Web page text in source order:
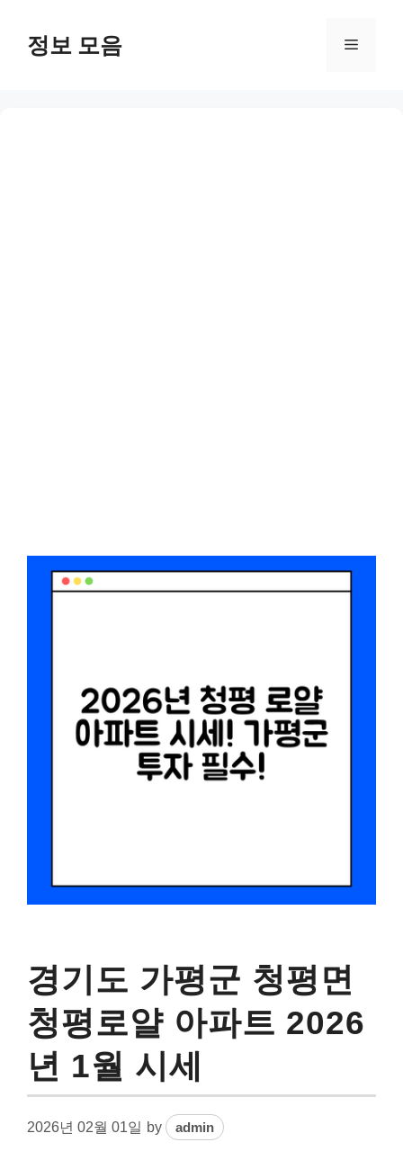
content정보 모음 Menu
경기도 가평군 청평면
청평로얄 아파트 2026
년 1월 시세
2026년 02월 01일 by admin